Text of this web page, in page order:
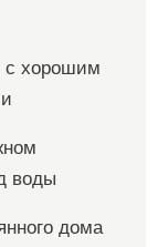
с хорошим
воды
дома